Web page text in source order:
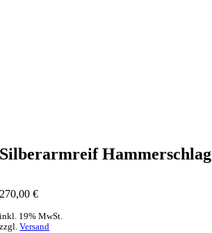
Silberarmreif Hammerschlag
270,00€
inkl. 19% MwSt.
zzgl.Versand